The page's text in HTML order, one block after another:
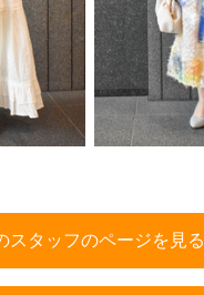
スタッフのページを見る